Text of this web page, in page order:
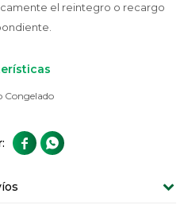
el reintegro o recargo
Congelado
 